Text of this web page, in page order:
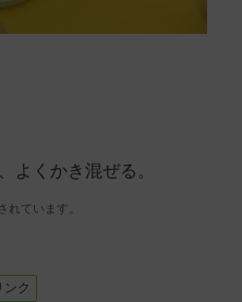
よくかき混ぜる。
れています。
ンク